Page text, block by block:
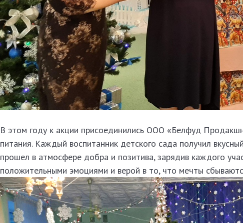
В этом году к акции присоединились ООО «Белфуд
питания. Каждый воспитанник детского сада получил
прошел в атмосфере добра и позитива, зарядив каждого
положительными эмоциями и верой в то, что мечты